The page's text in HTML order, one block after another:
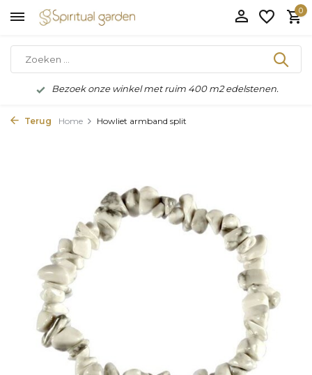
0
Bezoek onze winkel met ruim 400 m2 edelstenen.
Terug Home Howliet armband split